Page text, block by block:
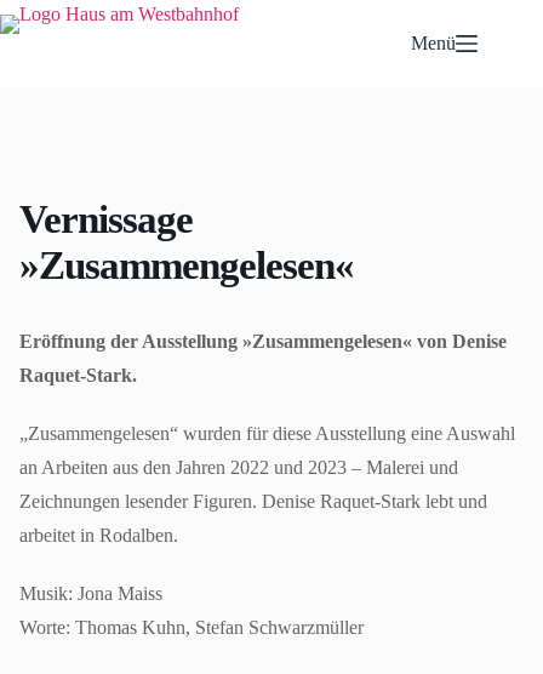
Zum
Inhalt
Menü
Vernissage
»Zusammengelesen«
Eröffnung der Ausstellung »Zusammengelesen« von Denise
Raquet-Stark.
„Zusammengelesen“ wurden für diese Ausstellung eine Auswahl
an Arbeiten aus den Jahren 2022 und 2023 – Malerei und
Zeichnungen lesender Figuren. Denise Raquet-Stark lebt und
arbeitet in Rodalben.
Musik: Jona Maiss
Worte: Thomas Kuhn, Stefan Schwarzmüller